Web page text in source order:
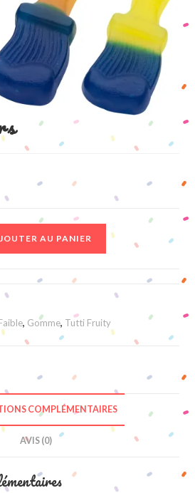
AU PANIER
, Gomme, Tutti Fruity
COMPLÉMENTAIRES
AVIS (0)